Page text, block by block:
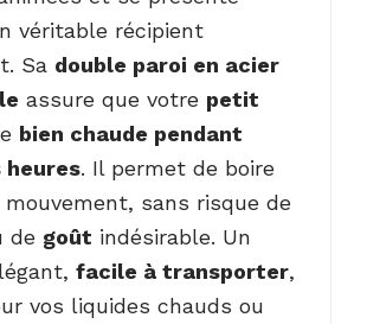
véritable récipient
Sa double paroi en acier
assure que votre petit
bien chaude pendant
heures. Il permet de boire
mouvement, sans risque de
de goût indésirable. Un
facile à transporter,
vos liquides chauds ou